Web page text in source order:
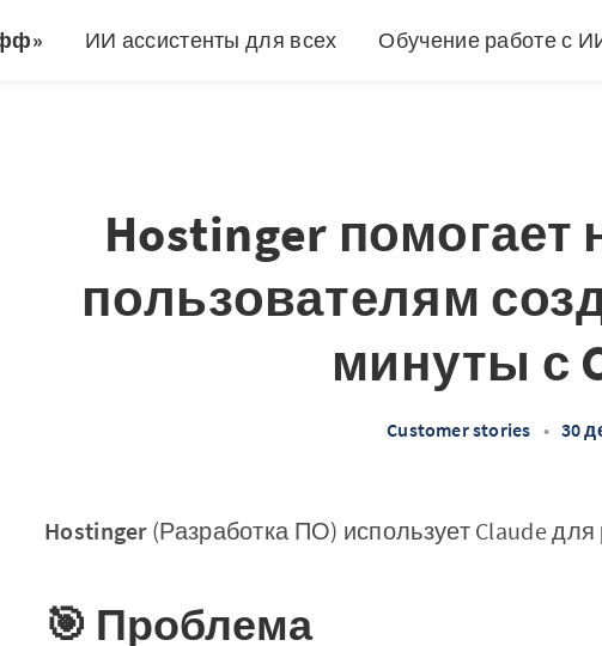
ИИ ассистенты для всех Обучение работе с
Hostinger помогает
пользователям
минуты с
Customer stories • 30
Hostinger(Разработка ПО) использует Claude
🎯 Проблема